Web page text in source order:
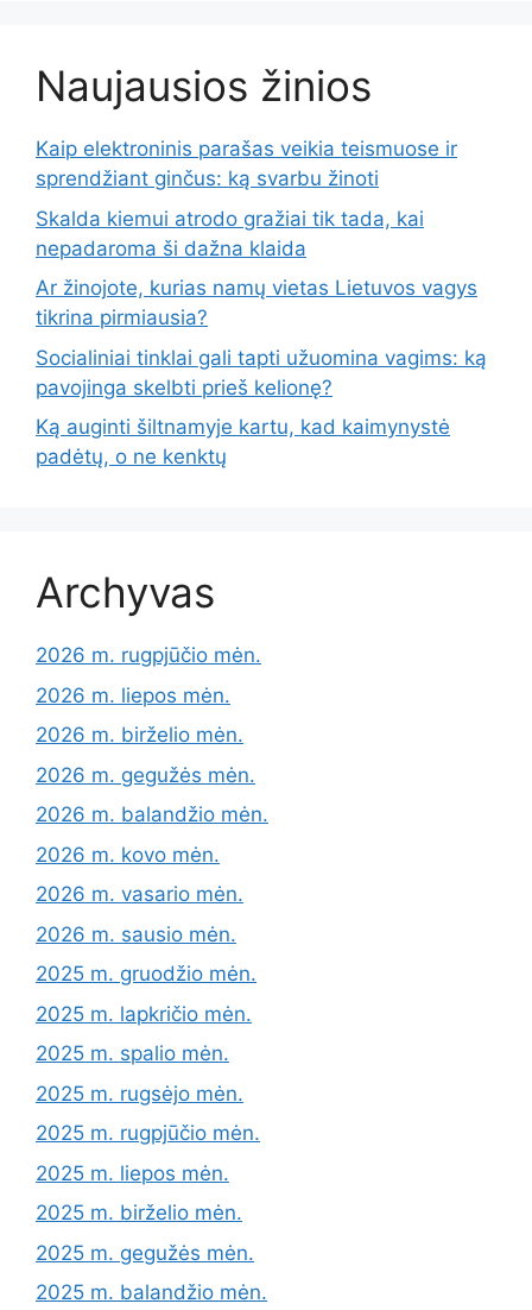
Naujausios žinios
Kaip elektroninis parašas veikia teismuose ir
sprendžiant ginčus: ką svarbu žinoti
Skalda kiemui atrodo gražiai tik tada, kai
nepadaroma ši dažna klaida
Ar žinojote, kurias namų vietas Lietuvos vagys
tikrina pirmiausia?
Socialiniai tinklai gali tapti užuomina vagims: ką
pavojinga skelbti prieš kelionę?
Ką auginti šiltnamyje kartu, kad kaimynystė
padėtų, o ne kenktų
Archyvas
2026 m. rugpjūčio mėn.
2026 m. liepos mėn.
2026 m. birželio mėn.
2026 m. gegužės mėn.
2026 m. balandžio mėn.
2026 m. kovo mėn.
2026 m. vasario mėn.
2026 m. sausio mėn.
2025 m. gruodžio mėn.
2025 m. lapkričio mėn.
2025 m. spalio mėn.
2025 m. rugsėjo mėn.
2025 m. rugpjūčio mėn.
2025 m. liepos mėn.
2025 m. birželio mėn.
2025 m. gegužės mėn.
2025 m. balandžio mėn.